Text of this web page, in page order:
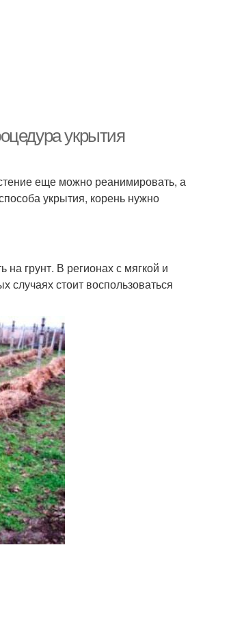
укрытия
еще можно реанимировать, а
укрытия, корень нужно
грунт. В регионах с мягкой и
случаях стоит воспользоваться